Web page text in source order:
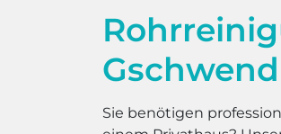
Sie benötigen